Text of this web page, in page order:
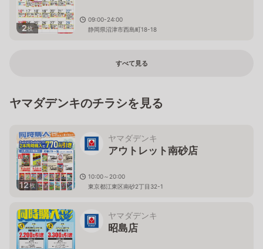
2枚
09:00-24:00
静岡県沼津市西島町18-18
すべて見る
ヤマダデンキのチラシを見る
12枚
ヤマダデンキ
アウトレット南砂店
10:00～20:00
東京都江東区南砂2丁目32-1
ヤマダデンキ
昭島店